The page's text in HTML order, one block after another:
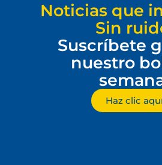
Noticias que
Sin
Suscríbete
nuestro
Haz clic